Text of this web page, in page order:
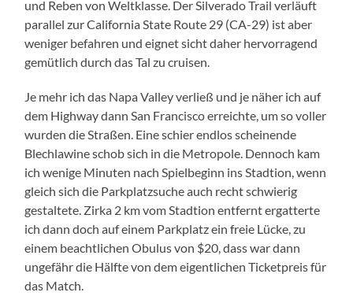
und Reben von Weltklasse. Der Silverado Trail verläuft
parallel zur California State Route 29 (CA-29) ist aber
weniger befahren und eignet sicht daher hervorragend
gemütlich durch das Tal zu cruisen.
Je mehr ich das Napa Valley verließ und je näher ich auf
dem Highway dann San Francisco erreichte, um so voller
wurden die Straßen. Eine schier endlos scheinende
Blechlawine schob sich in die Metropole. Dennoch kam
ich wenige Minuten nach Spielbeginn ins Stadtion, wenn
gleich sich die Parkplatzsuche auch recht schwierig
gestaltete. Zirka 2 km vom Stadtion entfernt ergatterte
ich dann doch auf einem Parkplatz ein freie Lücke, zu
einem beachtlichen Obulus von $20, dass war dann
ungefähr die Hälfte von dem eigentlichen Ticketpreis für
das Match.